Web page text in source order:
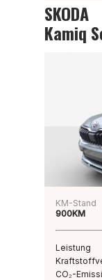
SKODA
Kamiq
KM-Stand
900KM
Leistung
CO₂-